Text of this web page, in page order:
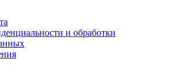
и обработки